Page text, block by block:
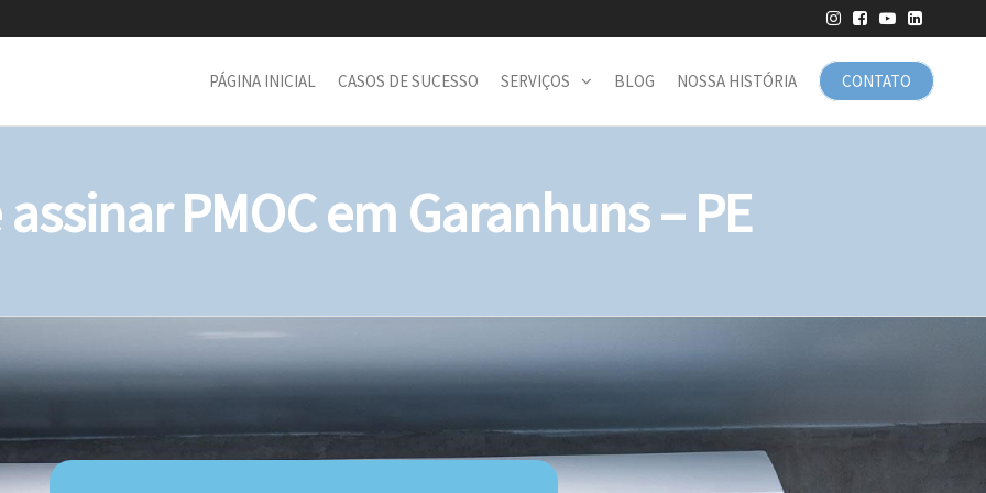
CONTATO
PÁGINA INICIAL CASOS DE SUCESSO SERVIÇOS BLOG NOSSA HISTÓRIA
PMOC em Garanhuns – PE